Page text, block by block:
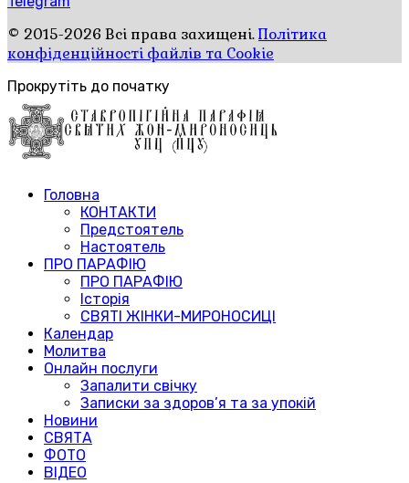
© 2015-2026 Всі права захищені.Політика
конфіденційності файлів та Cookie
Прокрутіть до початку
Головна
КОНТАКТИ
Предстоятель
Настоятель
ПРО ПАРАФІЮ
ПРО ПАРАФІЮ
Історія
СВЯТІ ЖІНКИ-МИРОНОСИЦІ
Календар
Молитва
Онлайн послуги
Запалити свічку
Записки за здоров’я та за упокій
Новини
СВЯТА
ФОТО
ВІДЕО